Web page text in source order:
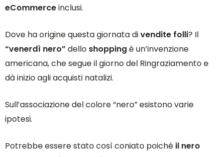
eCommerceinclusi.
Dove ha origine questa giornata divendite folli? Il
“venerdì nero” dello shoppingè un’invenzione
americana, che segue il giorno del Ringraziamento e
dà inizio agli acquisti natalizi.
Sull’associazione del colore “nero” esistono varie
ipotesi.
Potrebbe essere stato così coniato poiché il nero